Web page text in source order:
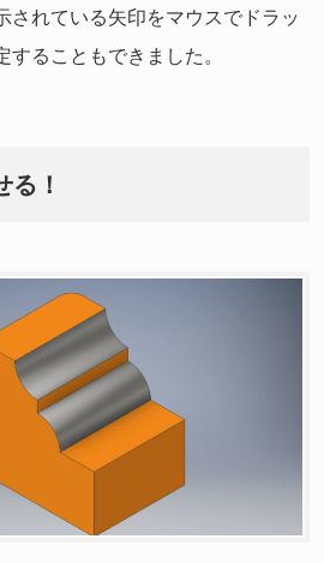
されている矢印をマウスでドラッ
ることもできました。
！